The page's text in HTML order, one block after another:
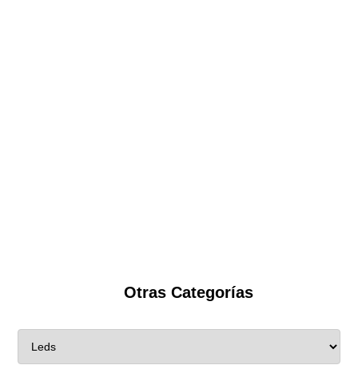
Otras Categorías